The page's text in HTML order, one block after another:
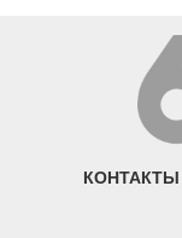
КОНТАКТЫ